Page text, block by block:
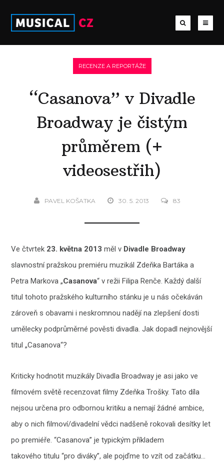
RECENZE A REPORTÁŽE
“Casanova” v Divadle
Broadway je čistým
průměrem (+
videosestřih)
PAVEL KOŠATKA 30. 5. 2013 83
Ve čtvrtek 23. května 2013 měl v Divadle Broadway
slavnostní pražskou premiéru muzikál Zdeňka Bartáka a
Petra Markova „Casanova“ v režii Filipa Renče. Každý další
titul tohoto pražského kulturního stánku je u nás očekáván
zároveň s obavami i neskromnou nadějí na zlepšení dosti
umělecky podprůměrné pověsti divadla. Jak dopadl nejnovější
titul „Casanova“?
Kriticky hodnotit muzikály Divadla Broadway je asi jako ve
filmovém světě recenzovat filmy Zdeňka Trošky. Tato díla
nejsou určena pro odbornou kritiku a nemají žádné ambice,
aby o nich filmoví/divadelní vědci nadšeně rokovali desítky let
po premiéře. “Casanova” je typickým příkladem
takového titulu “pro diváky”, ale pojďme to vzít od začátku…